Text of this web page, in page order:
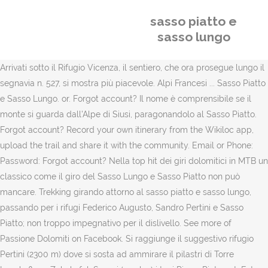
sasso piatto e
sasso lungo
Arrivati sotto il Rifugio Vicenza, il sentiero, che ora prosegue lungo il
segnavia n. 527, si mostra più piacevole. Alpi Francesi ... Sasso Piatto
e Sasso Lungo. or. Forgot account? Il nome è comprensibile se il
monte si guarda dall'Alpe di Siusi, paragonandolo al Sasso Piatto.
Forgot account? Record your own itinerary from the Wikiloc app,
upload the trail and share it with the community. Email or Phone:
Password: Forgot account? Nella top hit dei giri dolomitici in MTB un
classico come il giro del Sasso Lungo e Sasso Piatto non può
mancare. Trekking girando attorno al sasso piatto e sasso lungo,
passando per i rifugi Federico Augusto, Sandro Pertini e Sasso
Piatto; non troppo impegnativo per il dislivello. See more of
Passione Dolomiti on Facebook. Si raggiunge il suggestivo rifugio
Pertini (2300 m) dove si sosta ad ammirare il pilastri di Torre